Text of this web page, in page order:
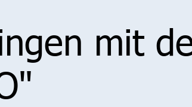
mit